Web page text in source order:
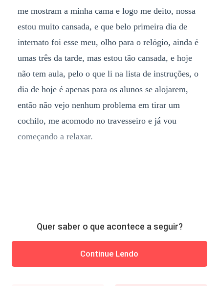
me mostram a minha cama e logo me deito, nossa
estou muito cansada, e que belo primeira dia de
internato foi esse meu, olho para o relógio, ainda é
umas três da tarde, mas estou tão cansada, e hoje
não tem aula, pelo o que li na lista de instruções, o
dia de hoje é apenas para os alunos se alojarem,
então não vejo nenhum problema em tirar um
cochilo, me acomodo no travesseiro e já vou
começando a relaxar.
Quer saber o que acontece a seguir?
Continue Lendo